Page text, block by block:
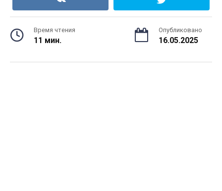
Время чтения
11 мин.
Опубликовано
16.05.2025